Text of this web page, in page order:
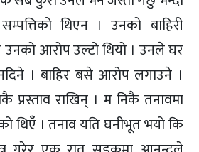
थिएन । उनको बाहिरी
उनको आरोप उल्टो थियो । उनले घर
। बाहिर बसे आरोप लगाउने ।
प्रस्ताव राखिन् । म निकै तनावमा
। तनाव यति घनीभूत भयो कि